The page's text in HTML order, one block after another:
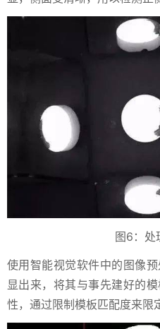
图6：处
使用智能视觉软件中的图像
显出来，将其与事先建好的
性，通过限制模板匹配度来限